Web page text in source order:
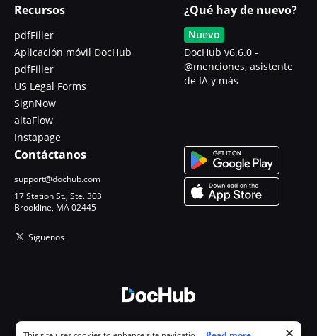
Recursos
pdfFiller
Aplicación móvil DocHub
pdfFiller
US Legal Forms
SignNow
altaFlow
Instapage
¿Qué hay de nuevo?
Nuevo
DocHub v6.6.0 -
@menciones, asistente
de IA y más
Contáctanos
support@dochub.com
17 Station St., Ste. 303
Brookline, MA 02445
Síguenos